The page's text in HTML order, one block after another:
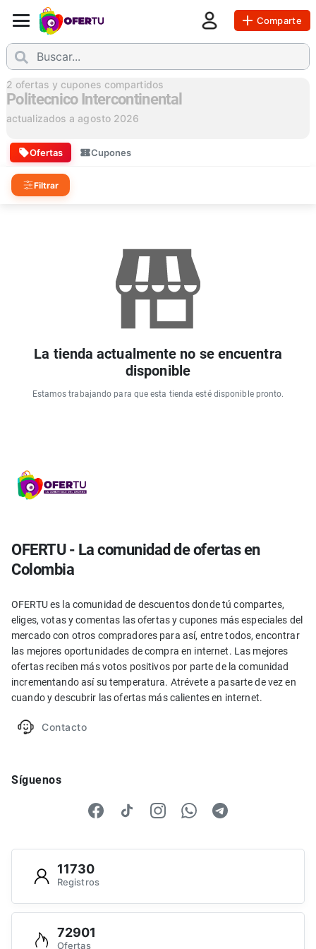
Comparte
2 ofertas y cupones compartidos
Politecnico Intercontinental
actualizados a agosto 2026
Ofertas Cupones
Filtrar
La tienda actualmente no se encuentra
disponible
Estamos trabajando para que esta tienda esté disponible pronto.
OFERTU - La comunidad de ofertas en
Colombia
OFERTU es la comunidad de descuentos donde tú compartes,
eliges, votas y comentas las ofertas y cupones más especiales del
mercado con otros compradores para así, entre todos, encontrar
las mejores oportunidades de compra en internet. Las mejores
ofertas reciben más votos positivos por parte de la comunidad
incrementando así su temperatura. Atrévete a pasarte de vez en
cuando y descubrir las ofertas más calientes en internet.
Contacto
Síguenos
11730
Registros
72901
Ofertas